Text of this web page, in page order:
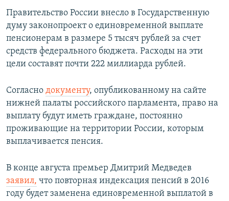
Все сайты РСЕ/РС
Правительство России внесло в Государственную
думу законопроект о единовременной выплате
пенсионерам в размере 5 тысяч рублей за счет
средств федерального бюджета. Расходы на эти
цели составят почти 222 миллиарда рублей.
Согласно документу, опубликованному на сайте
нижней палаты российского парламента, право на
выплату будут иметь граждане, постоянно
проживающие на территории России, которым
выплачивается пенсия.
В конце августа премьер Дмитрий Медведев
заявил, что повторная индексация пенсий в 2016
году будет заменена единовременной выплатой в